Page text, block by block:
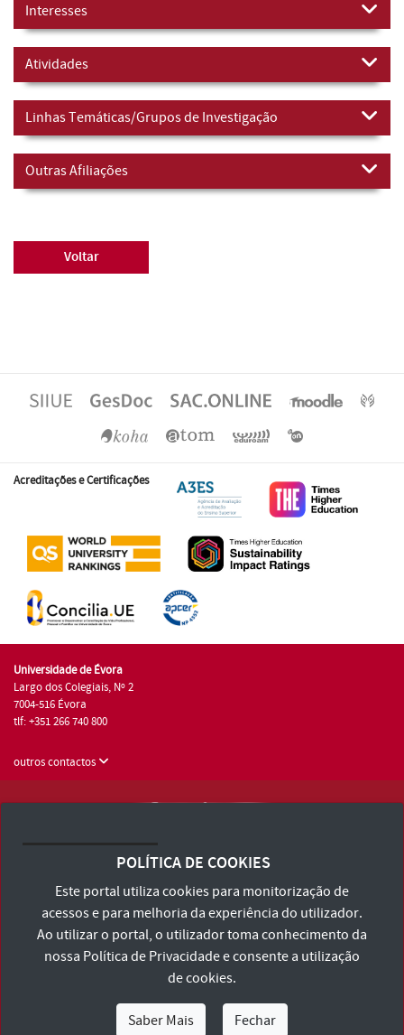
Interesses
Atividades
Linhas Temáticas/Grupos de Investigação
Outras Afiliações
Voltar
Acreditações e Certificações
Universidade de Évora
Largo dos Colegiais, Nº 2
7004-516 Évora
tlf: +351 266 740 800
outros contactos
Consulte os Termos e Condições e Política de Privacidade
Declaração de Acessibilidade
POLÍTICA DE COOKIES
Este portal utiliza cookies para monitorização de
acessos e para melhoria da experiência do utilizador.
Ao utilizar o portal, o utilizador toma conhecimento da
nossa Política de Privacidadee consente a utilização
de cookies.
Saber Mais Fechar